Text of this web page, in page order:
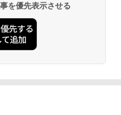
を優先表示させる